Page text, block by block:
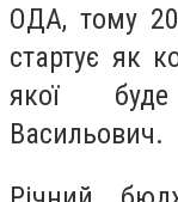
ОДА, тому
стартує як
якої
Васильович.